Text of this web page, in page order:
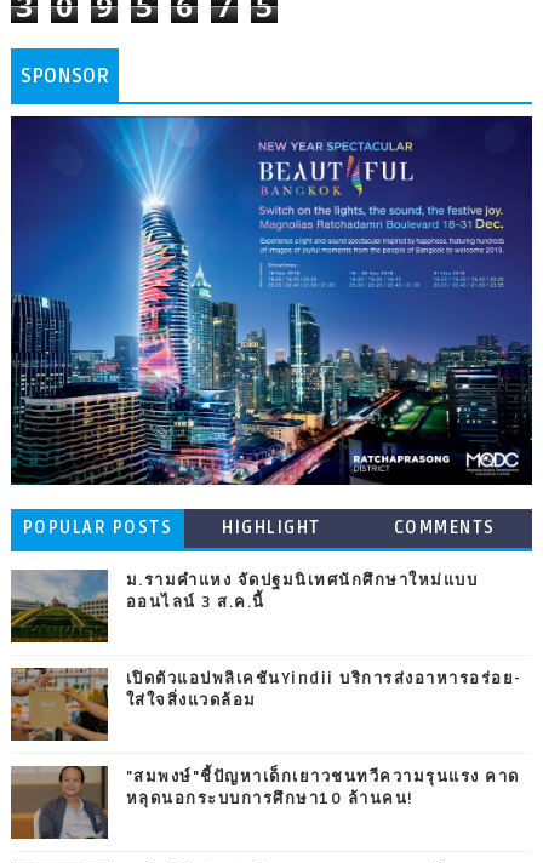
SPONSOR
POPULAR POSTS HIGHLIGHT COMMENTS
ม.รามคำแหง จัดปฐมนิเทศนักศึกษาใหม่แบบ
ออนไลน์ 3 ส.ค.นี้
เปิดตัวแอปพลิเคชันYindii บริการส่งอาหารอร่อย-
ใส่ใจสิ่งแวดล้อม
"สมพงษ์"ชี้ปัญหาเด็กเยาวชนทวีความรุนแรง คาด
หลุดนอกระบบการศึกษา10 ล้านคน!